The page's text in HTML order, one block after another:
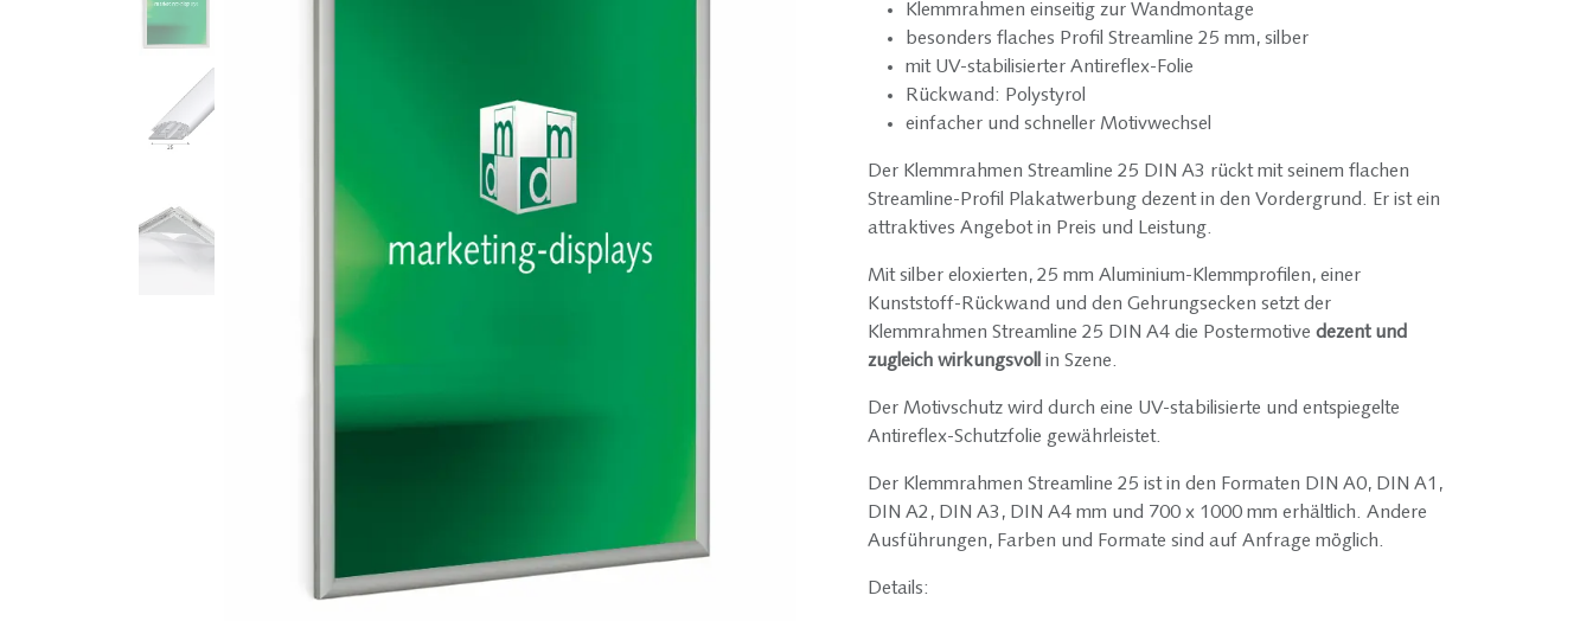
Klemmrahmen einseitig zur Wandmontage
besonders flaches Profil Streamline 25 mm, silber
mit UV-stabilisierter Antireflex-Folie
Rückwand: Polystyrol
einfacher und schneller Motivwechsel
Der Klemmrahmen Streamline 25 DIN A3 rückt mit seinem flachen
Streamline-Profil Plakatwerbung dezent in den Vordergrund. Er ist ein
attraktives Angebot in Preis und Leistung.
Mit silber eloxierten, 25 mm Aluminium-Klemmprofilen, einer
Kunststoff-Rückwand und den Gehrungsecken setzt der
Klemmrahmen Streamline 25 DIN A4 die Postermotive dezent und
zugleich wirkungsvoll
in Szene.
Der Motivschutz wird durch eine UV-stabilisierte und entspiegelte
Antireflex-Schutzfolie gewährleistet.
Der Klemmrahmen Streamline 25 ist in den Formaten DIN A0, DIN A1,
DIN A2, DIN A3, DIN A4 mm und 700 x 1000 mm erhältlich. Andere
Ausführungen, Farben und Formate sind auf Anfrage möglich.
Details: